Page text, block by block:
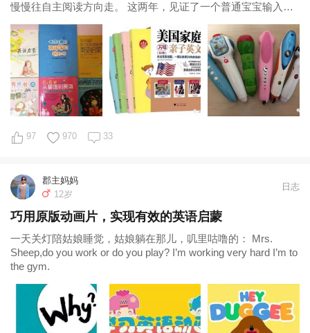
慢慢往自主阅读方向走。 这两年，见证了一个普通宝宝输入输
97 970 33
郡主妈妈
12岁
日志
巧用原版动画片，实现有效的英语启蒙
一天关灯陪姑娘睡觉，姑娘躺在那儿，叽里咕噜的： Mrs.
Sheep,do you work or do you play? I’m working very hard I’m to
the gym.